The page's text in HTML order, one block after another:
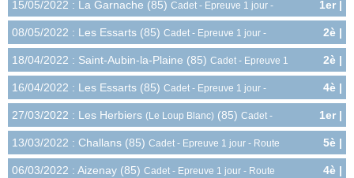
15/05/2022 : La Garnache (85) Cadet - Epreuve 1 jour -
Route
1er |
8.0pts
08/05/2022 : Les Essarts (85) Cadet - Epreuve 1 jour -
Route
2è |
7.2pts
18/04/2022 : Saint-Aubin-la-Plaine (85) Cadet - Epreuve 1
jour - Route
2è |
7.2pts
16/04/2022 : Les Essarts (85) Cadet - Epreuve 1 jour -
Route
4è |
5.6pts
27/03/2022 : Les Herbiers (Le Loup Blanc) (85) Cadet -
Epreuve 1 jour - Route
1er |
8.0pts
13/03/2022 : Challans (85) Cadet - Epreuve 1 jour - Route
5è |
4.8pts
06/03/2022 : Aizenay (85) Cadet - Epreuve 1 jour - Route
4è |